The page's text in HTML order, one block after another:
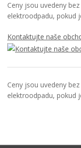
Ceny jsou uvedeny
elektroodpadu, pokud
Kontaktujte naše
Ceny jsou uvedeny
elektroodpadu, pokud